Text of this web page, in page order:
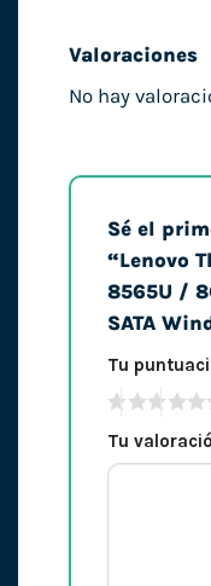
Valoraciones
No hay
Sé el
“Lenovo
8565U /
SATA
Tu
Tu